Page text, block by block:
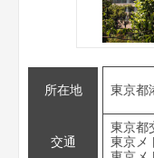
所在地 東京都
交通
東京都
東京メ